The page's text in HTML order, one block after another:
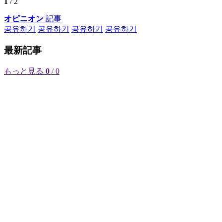
オピニオン 記事
공유하기
공유하기 공유하기 공유하기
最新記事
もっと見る 0 / 0